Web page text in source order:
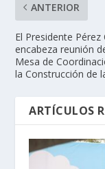
ANTERIOR
El Presidente Pérez
encabeza reunión
Mesa de
la Construcción de
ARTÍCULOS